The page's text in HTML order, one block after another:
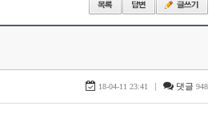
18-04-11 23:41 | 댓글 948